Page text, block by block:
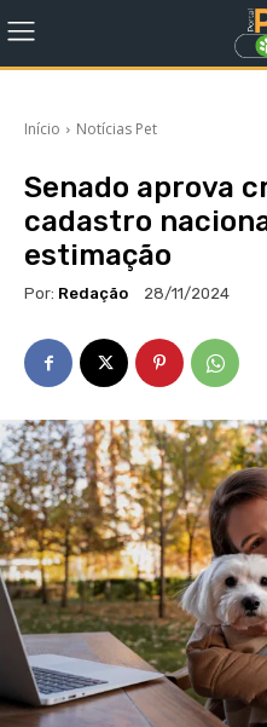
Início Notícias Pet
Senado aprova
cadastro
estimação
Por: Redação 28/11/2024